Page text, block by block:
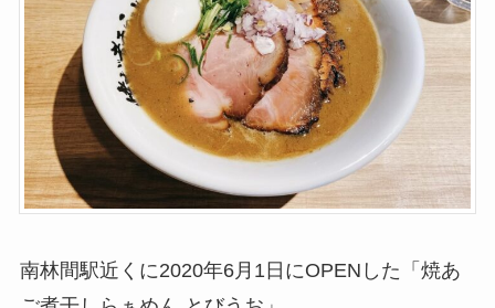
南林間駅近くに2020年6月1日にOPENした「焼あ